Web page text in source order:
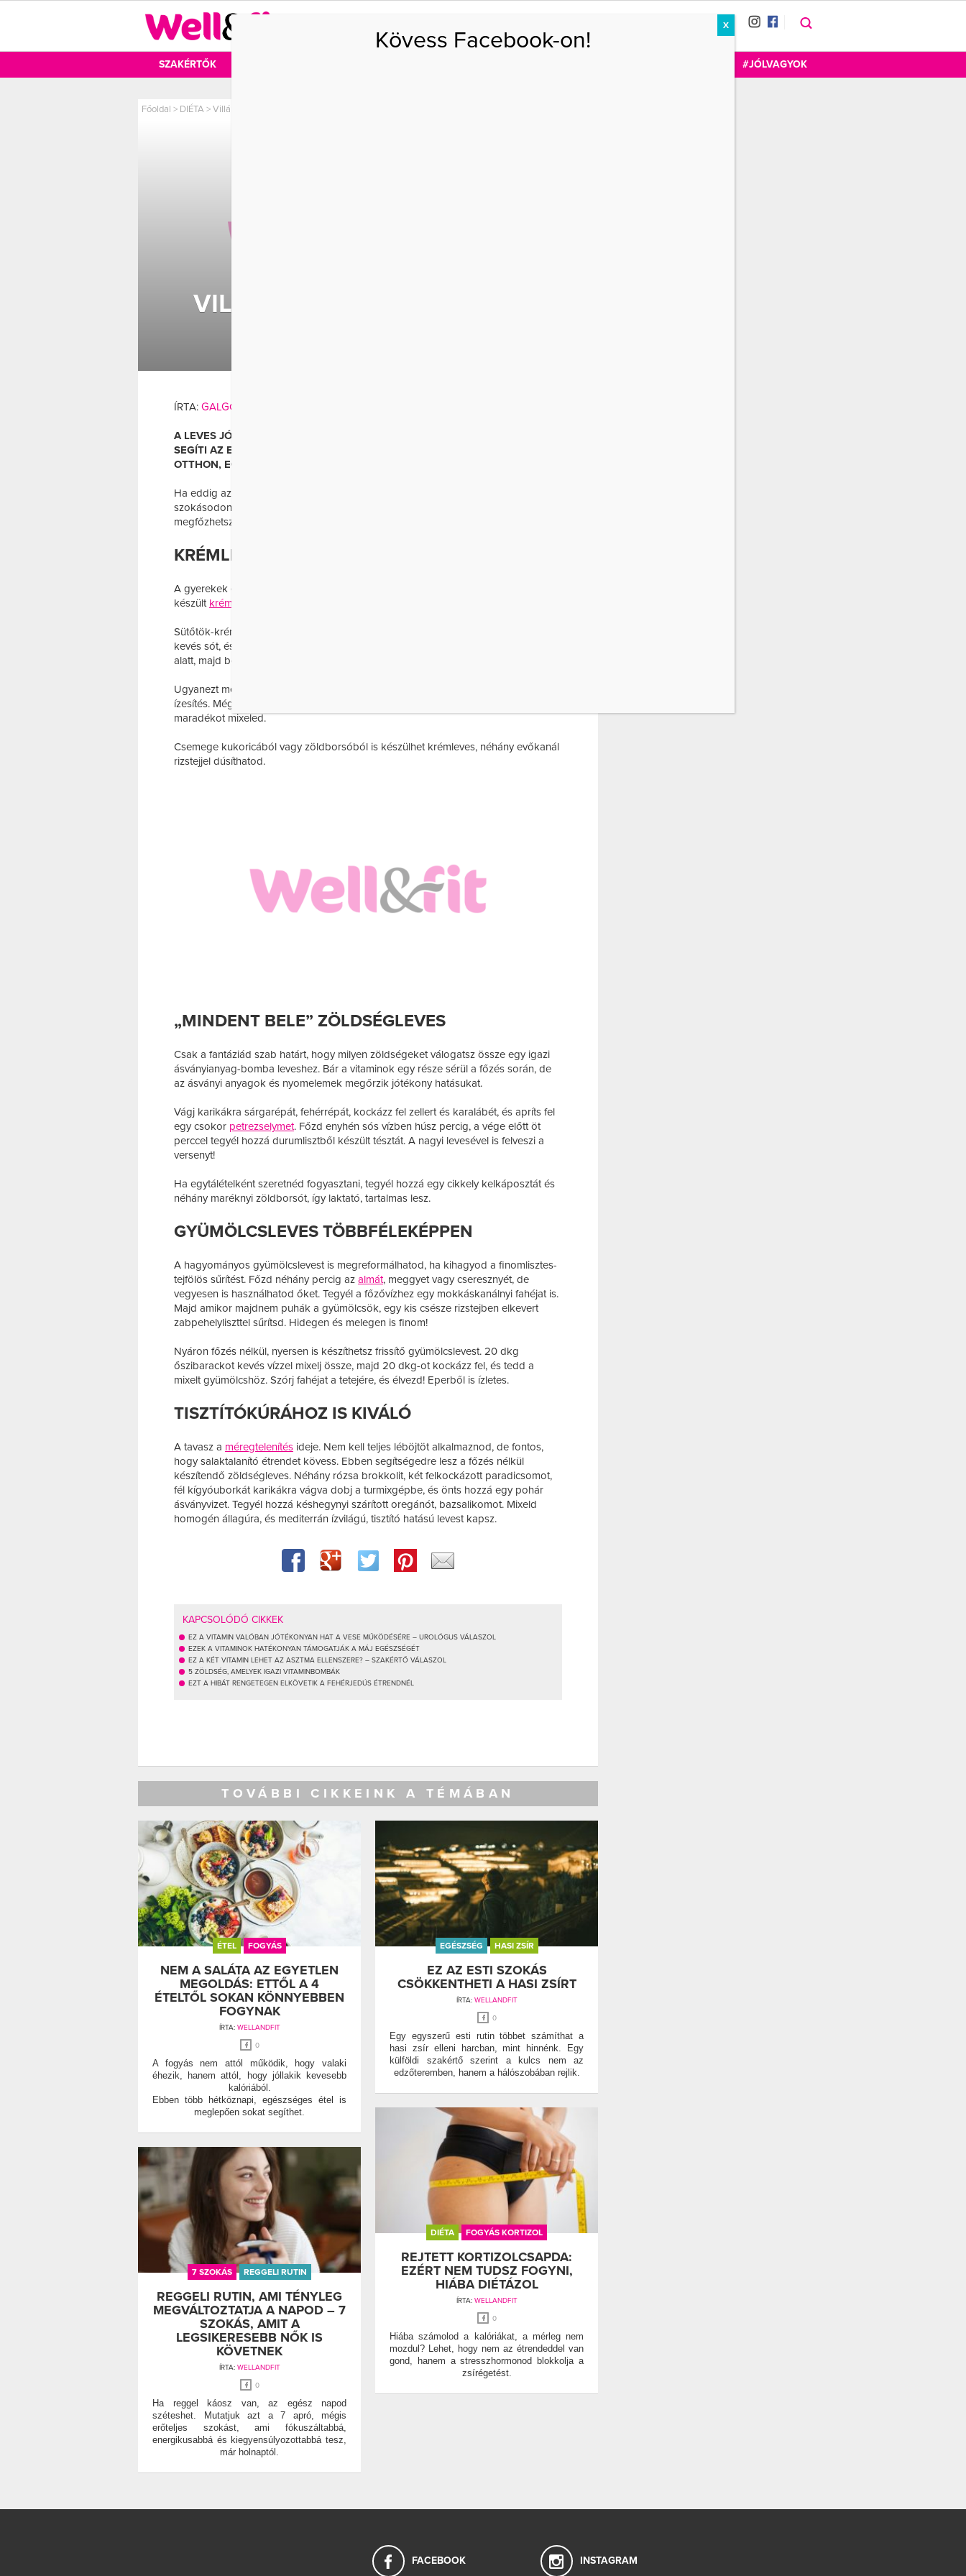
SZAKÉRTŐK #JÓLVAGYOK
Főoldal > DIÉTA >Villámgyors, vitamindús levesek
VILLÁMGYORS, VITAMINDÚS
ÍRTA: GALGÓCZI DÓRA
A LEVES JÓVAL TÖBBET JELENT, MINT A FOLYADÉKBEVITELED NÖVELÉSÉT:
SEGÍTI AZ EMÉSZTÉST, ÉRTÉKES TÁPANYAGOKAT NYÚLT. KÉSZÍTSD EL
OTTHON, EGYSZERŰEN!
Ha eddig az instant
szokásodon. Az időhiány sem lehet akadály, jónéhány levesfajtát rövid idő alatt
megfőzhetsz – sőt, nyers változatokat is kipróbálhatsz!
KRÉMLEVESEK, MINDENKI KEDVENCEI
A gyerekek és az egész család is jóízűen fogja elfogyasztani a zöldségekből
készült krémleves
Sütőtök-krémleveshez vágd kockákra a tököt, tedd egy fazék vízbe, melyhez
kevés sót, és nátrium-glutamáttól mentes ételízesítőt adj. Főzd puhára tizenöt perc
alatt, majd botmixerrel pépesítsd. Egyéb hozzávalót nem is igényel!
Ugyanezt megteheted brokkolival, ekkor fehér bors és fokhagymapor legyen az
ízesítés. Még tetszetősebb, ha néhány brokkolirózsát meghagysz egészben, és a
maradékot mixeled.
Csemege kukoricából vagy zöldborsóból is készülhet krémleves, néhány evőkanál
rizstejjel dúsíthatod.
„MINDENT BELE” ZÖLDSÉGLEVES
Csak a fantáziád szab határt, hogy milyen zöldségeket válogatsz össze egy igazi
ásványianyag-bomba leveshez. Bár a vitaminok egy része sérül a főzés során, de
az ásványi anyagok és nyomelemek megőrzik jótékony hatásukat.
Vágj karikákra sárgarépát, fehérrépát, kockázz fel zellert és karalábét, és apríts fel
egy csokor petrezselymet. Főzd enyhén sós vízben húsz percig, a vége előtt öt
perccel tegyél hozzá durumlisztből készült tésztát. A nagyi levesével is felveszi a
versenyt!
Ha egytálételként szeretnéd fogyasztani, tegyél hozzá egy cikkely kelkáposztát és
néhány maréknyi zöldborsót, így laktató, tartalmas lesz.
GYÜMÖLCSLEVES TÖBBFÉLEKÉPPEN
A hagyományos gyümölcslevest is megreformálhatod, ha kihagyod a finomlisztes-
tejfölös sűrítést. Főzd néhány percig az almát, meggyet vagy cseresznyét, de
vegyesen is használhatod őket. Tegyél a főzővízhez egy mokkáskanálnyi fahéjat is.
Majd amikor majdnem puhák a gyümölcsök, egy kis csésze rizstejben elkevert
zabpehelyliszttel sűrítsd. Hidegen és melegen is finom!
Nyáron főzés nélkül, nyersen is készíthetsz frissítő gyümölcslevest. 20 dkg
őszibarackot kevés vízzel mixelj össze, majd 20 dkg-ot kockázz fel, és tedd a
mixelt gyümölcshöz. Szórj fahéjat a tetejére, és élvezd! Eperből is ízletes.
TISZTÍTÓKÚRÁHOZ IS KIVÁLÓ
A tavasz a méregtelenítés ideje. Nem kell teljes léböjtöt alkalmaznod, de fontos,
hogy salaktalanító étrendet kövess. Ebben segítségedre lesz a főzés nélkül
készítendő zöldségleves. Néhány rózsa brokkolit, két felkockázott paradicsomot,
fél kígyóuborkát karikákra vágva dobj a turmixgépbe, és önts hozzá egy pohár
ásványvizet. Tegyél hozzá késhegynyi szárított oregánót, bazsalikomot. Mixeld
homogén állagúra, és mediterrán ízvilágú, tisztító hatású levest kapsz.
KAPCSOLÓDÓ CIKKEK
EZ A VITAMIN VALÓBAN JÓTÉKONYAN HAT A VESE MŰKÖDÉSÉRE – UROLÓGUS VÁLASZOL
EZEK A VITAMINOK HATÉKONYAN TÁMOGATJÁK A MÁJ EGÉSZSÉGÉT
EZ A KÉT VITAMIN LEHET AZ ASZTMA ELLENSZERE? – SZAKÉRTŐ VÁLASZOL
5 ZÖLDSÉG, AMELYEK IGAZI VITAMINBOMBÁK
EZT A HIBÁT RENGETEGEN ELKÖVETIK A FEHÉRJEDÚS ÉTRENDNÉL
TOVÁBBI CIKKEINK A TÉMÁBAN
ÉTEL FOGYÁS
NEM A SALÁTA AZ EGYETLEN
MEGOLDÁS: ETTŐL A 4
ÉTELTŐL SOKAN KÖNNYEBBEN
FOGYNAK
ÍRTA: WELLANDFIT
0
A fogyás nem attól működik, hogy valaki
éhezik, hanem attól, hogy jóllakik kevesebb
kalóriából.
Ebben több hétköznapi, egészséges étel is
meglepően sokat segíthet.
EGÉSZSÉG HASI ZSÍR
EZ AZ ESTI SZOKÁS
CSÖKKENTHETI A HASI ZSÍRT
ÍRTA: WELLANDFIT
0
Egy egyszerű esti rutin többet számíthat a
hasi zsír elleni harcban, mint hinnénk. Egy
külföldi szakértő szerint a kulcs nem az
edzőteremben, hanem a hálószobában rejlik.
DIÉTA FOGYÁS KORTIZOL
REJTETT KORTIZOLCSAPDA:
EZÉRT NEM TUDSZ FOGYNI,
HIÁBA DIÉTÁZOL
ÍRTA: WELLANDFIT
0
Hiába számolod a kalóriákat, a mérleg nem
mozdul? Lehet, hogy nem az étrendeddel van
gond, hanem a stresszhormonod blokkolja a
zsírégetést.
7 SZOKÁS REGGELI RUTIN
REGGELI RUTIN, AMI TÉNYLEG
MEGVÁLTOZTATJA A NAPOD – 7
SZOKÁS, AMIT A
LEGSIKERESEBB NŐK IS
KÖVETNEK
ÍRTA: WELLANDFIT
0
Ha reggel káosz van, az egész napod
széteshet. Mutatjuk azt a 7 apró, mégis
erőteljes szokást, ami fókuszáltabbá,
energikusabbá és kiegyensúlyozottabbá tesz,
már holnaptól.
FACEBOOK INSTAGRAM
Kövess Facebook-on!
X